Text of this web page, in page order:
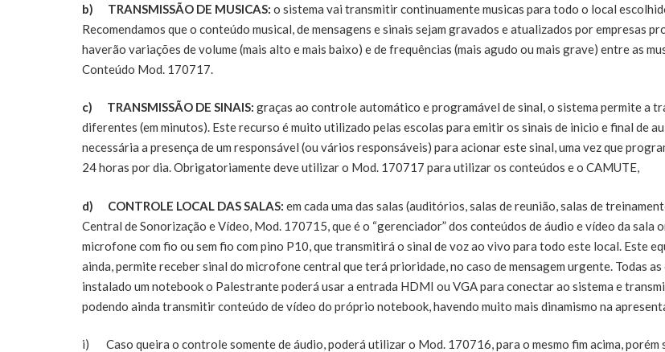
b) TRANSMISSÃO DE MUSICAS: o sistema vai transmitir continuamente musicas para todo o local
Recomendamos que o conteúdo musical, de mensagens e sinais sejam gravados e atualizados por empresas
haverão variações de volume (mais alto e mais baixo) e de frequências (mais agudo ou mais grave) entre as
Conteúdo Mod. 170717.
c) TRANSMISSÃO DE SINAIS: graças ao controle automático e programável de sinal, o sistema permite a
diferentes (em minutos). Este recurso é muito utilizado pelas escolas para emitir os sinais de inicio e final de
necessária a presença de um responsável (ou vários responsáveis) para acionar este sinal, uma vez que
24 horas por dia. Obrigatoriamente deve utilizar o Mod. 170717 para utilizar os conteúdos e o CAMUTE,
d) CONTROLE LOCAL DAS SALAS: em cada uma das salas (auditórios, salas de reunião, salas de
Central de Sonorização e Vídeo, Mod. 170715, que é o “gerenciador” dos conteúdos de áudio e vídeo da
microfone com fio ou sem fio com pino P10, que transmitirá o sinal de voz ao vivo para todo este local. Este
ainda, permite receber sinal do microfone central que terá prioridade, no caso de mensagem urgente. Todas
instalado um notebook o Palestrante poderá usar a entrada HDMI ou VGA para conectar ao sistema e
podendo ainda transmitir conteúdo de vídeo do próprio notebook, havendo muito mais dinamismo na
i) Caso queira o controle somente de áudio, poderá utilizar o Mod. 170716, para o mesmo fim acima, porém